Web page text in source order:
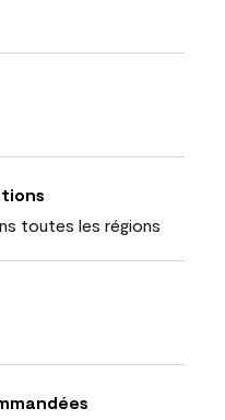
toutes les régions